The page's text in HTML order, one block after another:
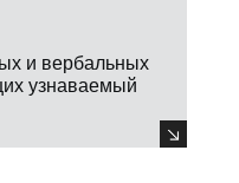
и вербальных
узнаваемый